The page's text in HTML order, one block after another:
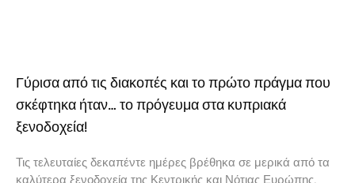
Γύρισα από τις διακοπές και το πρώτο πράγμα που
σκέφτηκα ήταν… το πρόγευμα στα κυπριακά
ξενοδοχεία!
Τις τελευταίες δεκαπέντε ημέρες βρέθηκα σε μερικά από τα
καλύτερα ξενοδοχεία της Κεντρικής και Νότιας Ευρώπης.